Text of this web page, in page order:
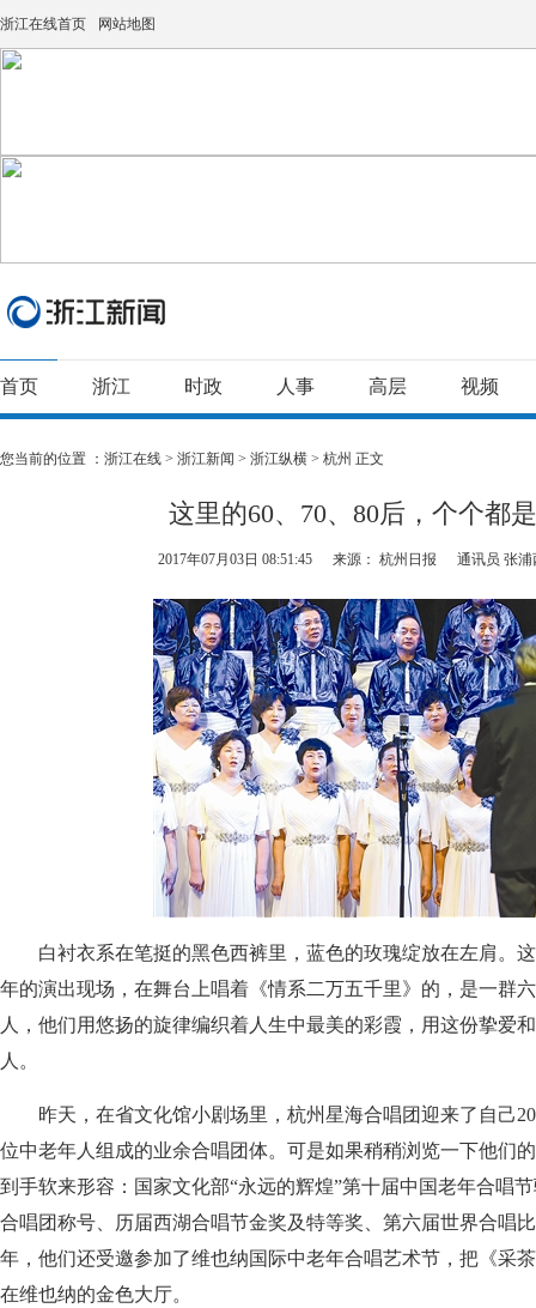
浙江在线首页 网站地图
首页 浙江 时政 人事 高层 视频
您当前的位置 ： 浙江在线 > 浙江新闻 > 浙江纵横 > 杭州 正文
这里的60、70、80后，个个都
2017年07月03日 08:51:45 来源： 杭州日报 通讯员 张
白衬衣系在笔挺的黑色西裤里，蓝色的玫瑰绽放在左肩。这
年的演出现场，在舞台上唱着《情系二万五千里》的，是一群
人，他们用悠扬的旋律编织着人生中最美的彩霞，用这份挚爱
人。
昨天，在省文化馆小剧场里，杭州星海合唱团迎来了自己20
位中老年人组成的业余合唱团体。可是如果稍稍浏览一下他们
到手软来形容：国家文化部“永远的辉煌”第十届中国老年合唱
合唱团称号、历届西湖合唱节金奖及特等奖、第六届世界合唱
年，他们还受邀参加了维也纳国际中老年合唱艺术节，把《采
在维也纳的金色大厅。